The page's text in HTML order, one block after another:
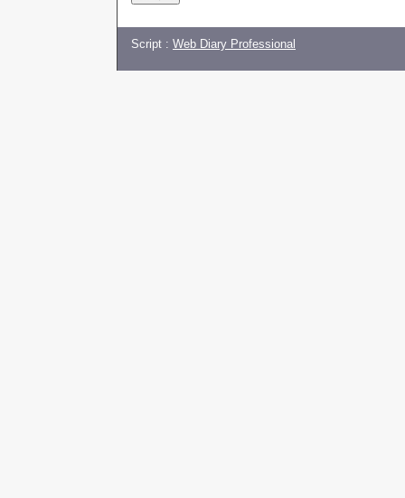
Script : Web Diary Professional